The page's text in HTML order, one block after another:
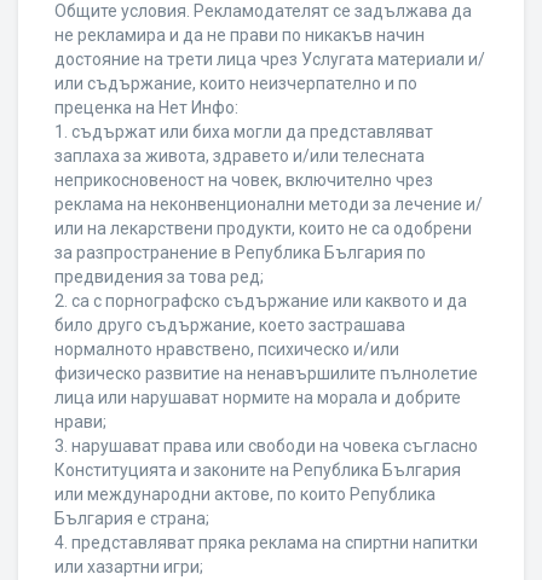
Общите условия. Рекламодателят се задължава да
не рекламира и да не прави по никакъв начин
достояние на трети лица чрез Услугата материали и/
или съдържание, които неизчерпателно и по
преценка на Нет Инфо:
1. съдържат или биха могли да представляват
заплаха за живота, здравето и/или телесната
неприкосновеност на човек, включително чрез
реклама на неконвенционални методи за лечение и/
или на лекарствени продукти, които не са одобрени
за разпространение в Република България по
предвидения за това ред;
2. са с порнографско съдържание или каквото и да
било друго съдържание, което застрашава
нормалното нравствено, психическо и/или
физическо развитие на ненавършилите пълнолетие
лица или нарушават нормите на морала и добрите
нрави;
3. нарушават права или свободи на човека съгласно
Конституцията и законите на Република България
или международни актове, по които Република
България е страна;
4. представляват пряка реклама на спиртни напитки
или хазартни игри;